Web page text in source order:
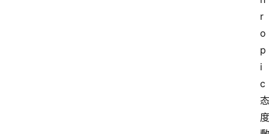
r
o
p
i
c
态
度